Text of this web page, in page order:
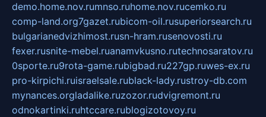
demo.home.nov.rumnso.ruhome.nov.rucemko.ru
comp-land.org7gazet.rubicom-oil.rusuperiorsearch.ru
bulgarianedvizhimost.rusn-hram.rusenovosti.ru
fexer.rusnite-mebel.ruanamvkusno.rutechnosaratov.ru
0sporte.ru9rota-game.rubigbad.ru227gp.ruwes-ex.ru
pro-kirpichi.ruisraelsale.rublack-lady.rustroy-db.com
mynances.orgladalike.ruzozor.rudvigremont.ru
odnokartinki.ruhtccare.rublogizotovoy.ru